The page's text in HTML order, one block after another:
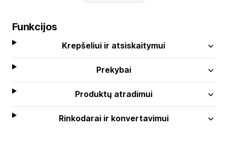
Funkcijos
Krepšeliui ir atsiskaitymui
Prekybai
Produktų atradimui
Rinkodarai ir konvertavimui